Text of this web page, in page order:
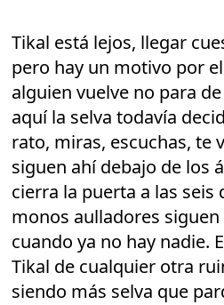
Tikal está lejos, llegar
pero hay un motivo por
alguien vuelve no para
aquí la selva todavía
rato, miras, escuchas, te
siguen ahí debajo de los
cierra la puerta a las seis
monos aulladores
cuando ya no hay nadie.
Tikal de cualquier otra
siendo más selva que